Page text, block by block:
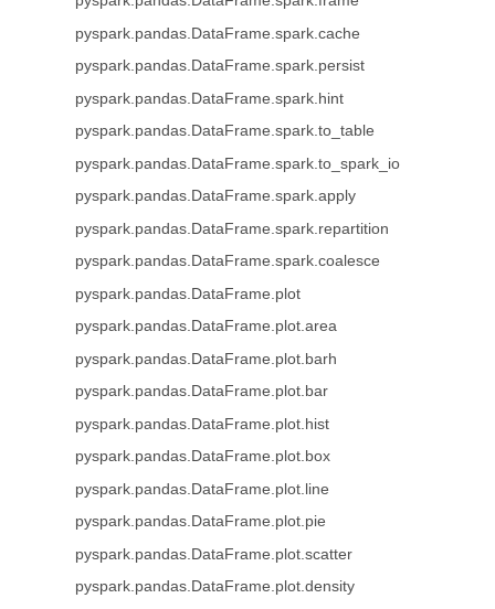
pyspark.pandas.DataFrame.spark.cache
pyspark.pandas.DataFrame.spark.persist
pyspark.pandas.DataFrame.spark.hint
pyspark.pandas.DataFrame.spark.to_table
pyspark.pandas.DataFrame.spark.to_spark_io
pyspark.pandas.DataFrame.spark.apply
pyspark.pandas.DataFrame.spark.repartition
pyspark.pandas.DataFrame.spark.coalesce
pyspark.pandas.DataFrame.plot
pyspark.pandas.DataFrame.plot.area
pyspark.pandas.DataFrame.plot.barh
pyspark.pandas.DataFrame.plot.bar
pyspark.pandas.DataFrame.plot.hist
pyspark.pandas.DataFrame.plot.box
pyspark.pandas.DataFrame.plot.line
pyspark.pandas.DataFrame.plot.pie
pyspark.pandas.DataFrame.plot.scatter
pyspark.pandas.DataFrame.plot.density